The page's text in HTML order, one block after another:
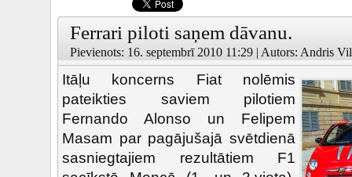
Ferrari piloti saņem dāvanu.
Pievienots: 16. septembrī 2010 11:29 | Autors: Andris
Itāļu koncerns Fiat nolēmis
pateikties saviem pilotiem
Fernando Alonso un Felipem
Masam par pagājušajā svētdienā
sasniegtajiem rezultātiem F1